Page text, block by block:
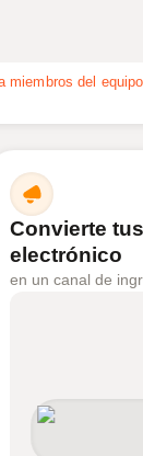
miembros del equipo
Convierte
electrónico
en un canal de